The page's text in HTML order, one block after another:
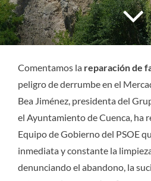
Comentamos la reparación de
peligro de derrumbe en el
Bea Jiménez, presidenta del
el Ayuntamiento de Cuenca, ha
Equipo de Gobierno del PSOE
inmediata y constante la
denunciando el abandono, la